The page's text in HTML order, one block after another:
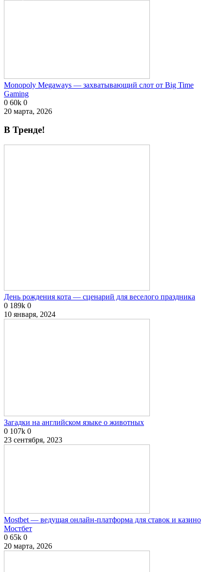
Monopoly Megaways — захватывающий слот от Big Time
Gaming
0 60k 0
20 марта, 2026
В Тренде!
День рождения кота — сценарий для веселого праздника
0 189k 0
10 января, 2024
Загадки на английском языке о животных
0 107k 0
23 сентября, 2023
Mostbet — ведущая онлайн-платформа для ставок и казино
Мостбет
0 65k 0
20 марта, 2026